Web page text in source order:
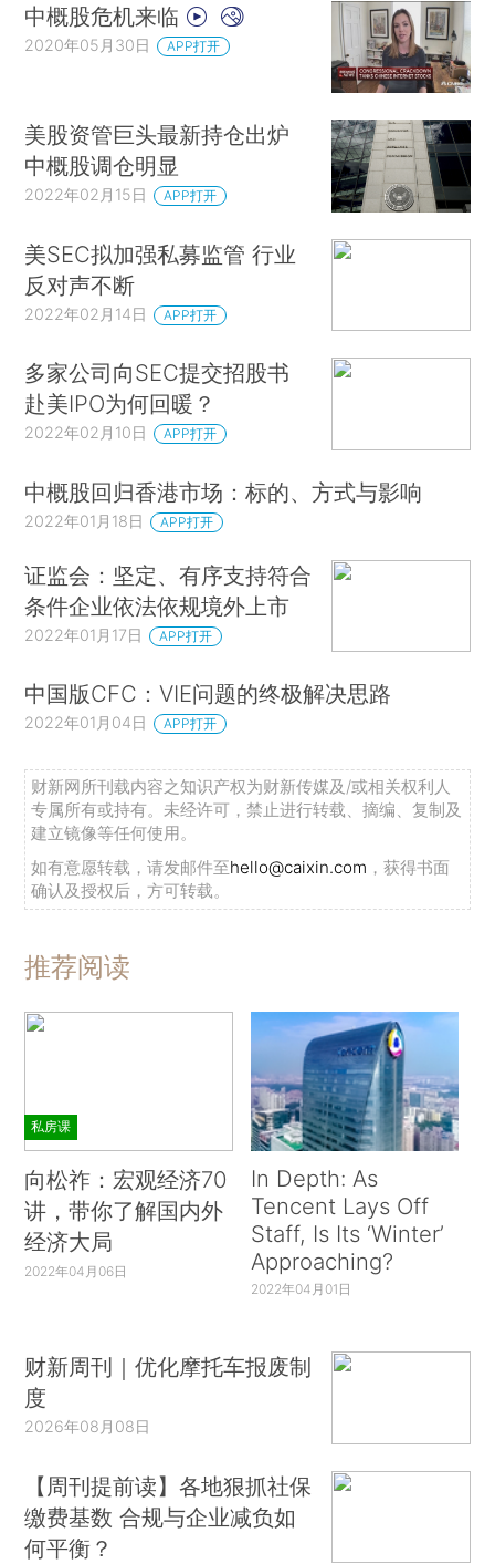
中概股危机来临
2020年05月30日 APP打开
美股资管巨头最新持仓出炉
中概股调仓明显
2022年02月15日 APP打开
美SEC拟加强私募监管 行业
反对声不断
2022年02月14日 APP打开
多家公司向SEC提交招股书
赴美IPO为何回暖？
2022年02月10日 APP打开
中概股回归香港市场：标的、方式与影响
2022年01月18日 APP打开
证监会：坚定、有序支持符合
条件企业依法依规境外上市
2022年01月17日 APP打开
中国版CFC：VIE问题的终极解决思路
2022年01月04日 APP打开
财新网所刊载内容之知识产权为财新传媒及/或相关权利人
专属所有或持有。未经许可，禁止进行转载、摘编、复制及
建立镜像等任何使用。
如有意愿转载，请发邮件至hello@caixin.com ，获得书面
确认及授权后，方可转载。
推荐阅读
私房课
向松祚：宏观经济70
讲，带你了解国内外
经济大局
2022年04月06日
In Depth: As
Tencent Lays Off
Staff, Is Its ‘Winter’
Approaching?
2022年04月01日
财新周刊｜优化摩托车报废制
度
2026年08月08日
【周刊提前读】各地狠抓社保
缴费基数 合规与企业减负如
何平衡？